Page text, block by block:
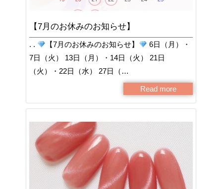
【7月のお休みのお知らせ】
. . 【7月のお休みのお知らせ】
6日（月）・
7日（火） 13日（月）・14日（火） 21日
（火）・22日（水） 27日（…
Read more